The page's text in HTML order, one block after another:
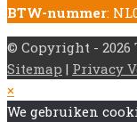
BTW-nummer:
© Copyright - 2026
Sitemap | Privacy
Back
To
×
We gebruiken